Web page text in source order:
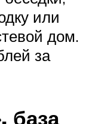
или
дом.
за
база